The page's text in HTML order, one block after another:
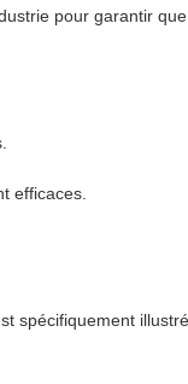
pour garantir
efficaces.
spécifiquement